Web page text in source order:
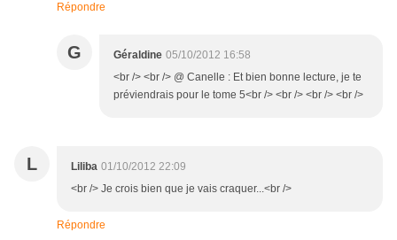
Répondre
G Géraldine 05/10/2012 16:58
<br /> <br /> @ Canelle : Et bien bonne lecture, je te
préviendrais pour le tome 5<br /> <br /> <br /> <br />
L Liliba 01/10/2012 22:09
<br /> Je crois bien que je vais craquer...<br />
Répondre